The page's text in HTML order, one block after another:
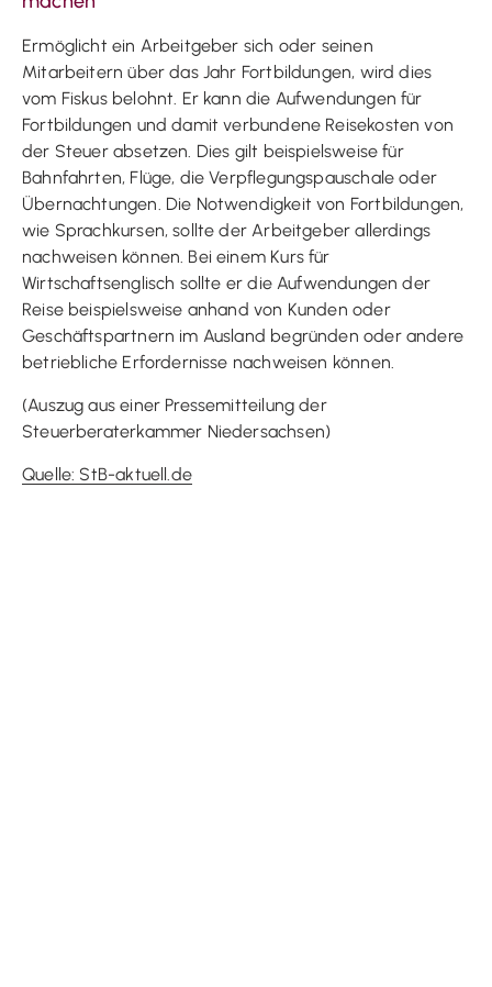
Ermöglicht ein Arbeitgeber sich oder seinen
Mitarbeitern über das Jahr Fortbildungen, wird dies
vom Fiskus belohnt. Er kann die Aufwendungen für
Fortbildungen und damit verbundene Reisekosten von
der Steuer absetzen. Dies gilt beispielsweise für
Bahnfahrten, Flüge, die Verpflegungspauschale oder
Übernachtungen. Die Notwendigkeit von Fortbildungen,
wie Sprachkursen, sollte der Arbeitgeber allerdings
nachweisen können. Bei einem Kurs für
Wirtschaftsenglisch sollte er die Aufwendungen der
Reise beispielsweise anhand von Kunden oder
Geschäftspartnern im Ausland begründen oder andere
betriebliche Erfordernisse nachweisen können.
(Auszug aus einer Pressemitteilung der
Steuerberaterkammer Niedersachsen)
Quelle: StB-aktuell.de